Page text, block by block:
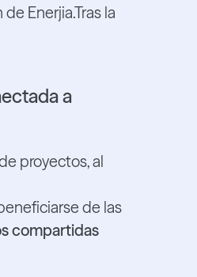
Enerjia.Tras la
a
proyectos, al
de las
compartidas